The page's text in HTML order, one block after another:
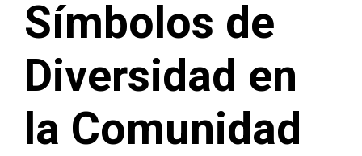
Símbolos de
Diversidad en
la Comunidad